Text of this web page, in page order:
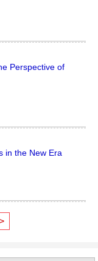
Perspective of
in the New Era